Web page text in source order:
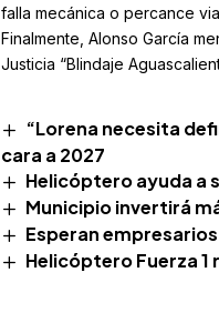
falla mecánica o percance
Finalmente, Alonso García
Justicia “Blindaje
“Lorena necesita
cara a 2027
Helicóptero ayuda a
Municipio invertirá
Esperan
Helicóptero Fuerza